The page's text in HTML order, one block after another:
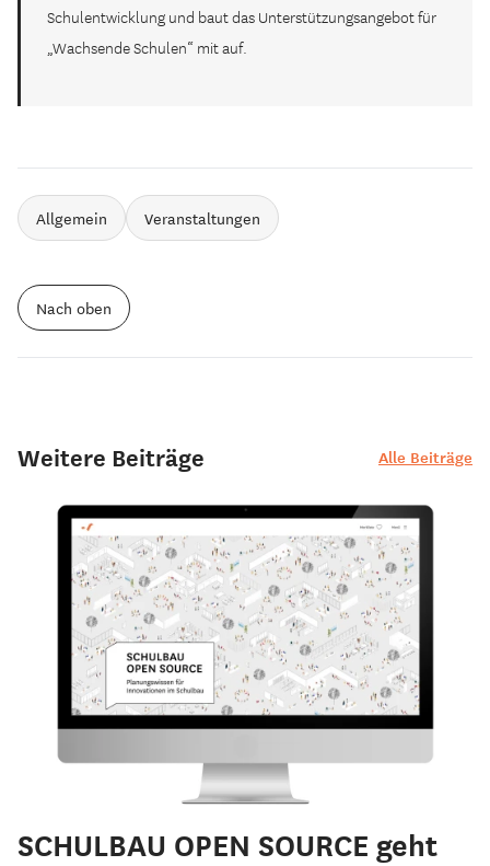
Schulentwicklung und baut das Unterstützungsangebot für
„Wachsende Schulen“ mit auf.
Allgemein Veranstaltungen
Nach oben
Weitere Beiträge Alle Beiträge
SCHULBAU OPEN SOURCE geht